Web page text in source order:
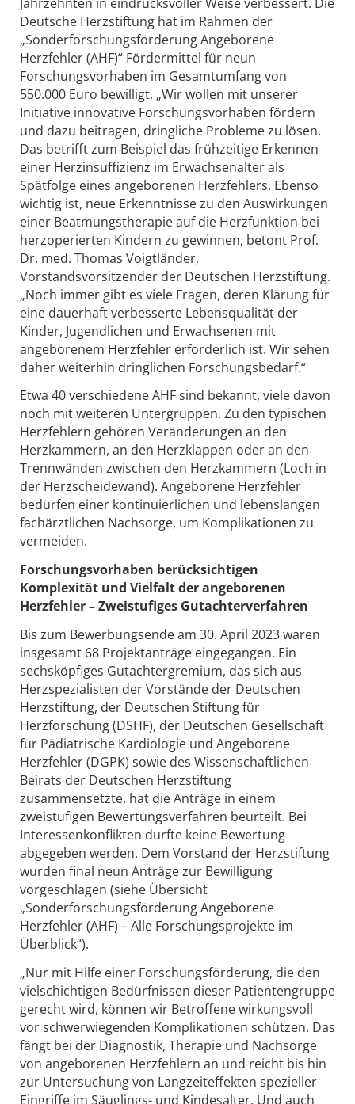
Deutsche Herzstiftung hat im Rahmen der
„Sonderforschungsförderung Angeborene
Herzfehler (AHF)“ Fördermittel für neun
Forschungsvorhaben im Gesamtumfang von
550.000 Euro bewilligt. „Wir wollen mit unserer
Initiative innovative Forschungsvorhaben fördern
und dazu beitragen, dringliche Probleme zu lösen.
Das betrifft zum Beispiel das frühzeitige Erkennen
einer Herzinsuffizienz im Erwachsenalter als
Spätfolge eines angeborenen Herzfehlers. Ebenso
wichtig ist, neue Erkenntnisse zu den Auswirkungen
einer Beatmungstherapie auf die Herzfunktion bei
herzoperierten Kindern zu gewinnen, betont Prof.
Dr. med. Thomas Voigtländer,
Vorstandsvorsitzender der Deutschen Herzstiftung.
„Noch immer gibt es viele Fragen, deren Klärung für
eine dauerhaft verbesserte Lebensqualität der
Kinder, Jugendlichen und Erwachsenen mit
angeborenem Herzfehler erforderlich ist. Wir sehen
daher weiterhin dringlichen Forschungsbedarf.“
Etwa 40 verschiedene AHF sind bekannt, viele davon
noch mit weiteren Untergruppen. Zu den typischen
Herzfehlern gehören Veränderungen an den
Herzkammern, an den Herzklappen oder an den
Trennwänden zwischen den Herzkammern (Loch in
der Herzscheidewand). Angeborene Herzfehler
bedürfen einer kontinuierlichen und lebenslangen
fachärztlichen Nachsorge, um Komplikationen zu
vermeiden.
Forschungsvorhaben berücksichtigen
Komplexität und Vielfalt der angeborenen
Herzfehler – Zweistufiges Gutachterverfahren
Bis zum Bewerbungsende am 30. April 2023 waren
insgesamt 68 Projektanträge eingegangen. Ein
sechsköpfiges Gutachtergremium, das sich aus
Herzspezialisten der Vorstände der Deutschen
Herzstiftung, der Deutschen Stiftung für
Herzforschung (DSHF), der Deutschen Gesellschaft
für Pädiatrische Kardiologie und Angeborene
Herzfehler (DGPK) sowie des Wissenschaftlichen
Beirats der Deutschen Herzstiftung
zusammensetzte, hat die Anträge in einem
zweistufigen Bewertungsverfahren beurteilt. Bei
Interessenkonflikten durfte keine Bewertung
abgegeben werden. Dem Vorstand der Herzstiftung
wurden final neun Anträge zur Bewilligung
vorgeschlagen (siehe Übersicht
„Sonderforschungsförderung Angeborene
Herzfehler (AHF) – Alle Forschungsprojekte im
Überblick“).
„Nur mit Hilfe einer Forschungsförderung, die den
vielschichtigen Bedürfnissen dieser Patientengruppe
gerecht wird, können wir Betroffene wirkungsvoll
vor schwerwiegenden Komplikationen schützen. Das
fängt bei der Diagnostik, Therapie und Nachsorge
von angeborenen Herzfehlern an und reicht bis hin
zur Untersuchung von Langzeiteffekten spezieller
Eingriffe im Säuglings- und Kindesalter. Und auch